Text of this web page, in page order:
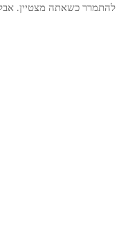
להתמרר כשאתה מצטיין.